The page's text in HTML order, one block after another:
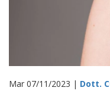
Mar 07/11/2023 | Dott.